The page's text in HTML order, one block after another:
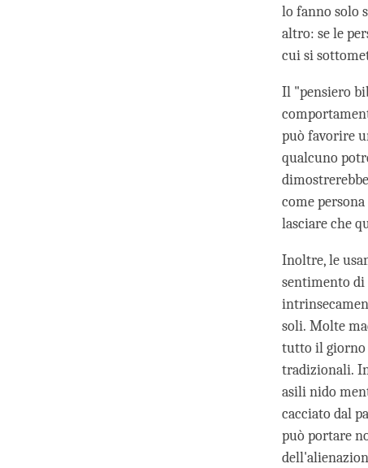
lo fanno solo
altro: se le
cui si
Il "pensiero
può favorire
qualcuno
come
lasciare che
Inoltre, le
sentimento di
soli. Molte
tutto il giorno
tradizionali.
asili nido
cacciato dal
può portare